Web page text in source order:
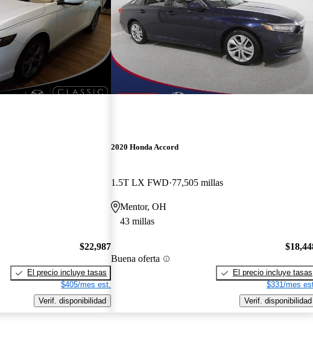
$22,987
El precio incluye tasas
$405/mes est.
Verif. disponibilidad
2020 Honda Accord
1.5T LX FWD 77,505 millas
Mentor, OH
43 millas
Buena oferta
El precio incluye tasas
$331/mes
Verif. disponibilidad